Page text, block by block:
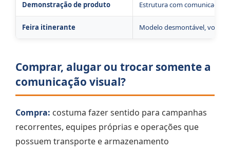
Demonstração de produto Estrutura com comunicação
Feira itinerante Modelo desmontável,
Comprar, alugar ou trocar somente a
comunicação visual?
Compra: costuma fazer sentido para campanhas
recorrentes, equipes próprias e operações que
possuem transporte e armazenamento